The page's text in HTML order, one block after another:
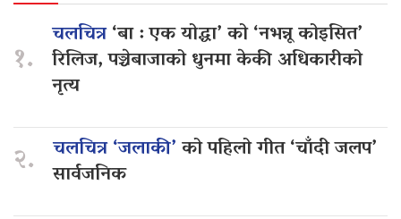
१.
चलचित्र‘बा : एक योद्धा’ को ‘नभन्नू कोइसित’
रिलिज, पञ्चेबाजाको धुनमा केकी अधिकारीको
नृत्य
२. चलचित्र ‘जलाकी’को पहिलो गीत ‘चाँदी जलप’
सार्वजनिक